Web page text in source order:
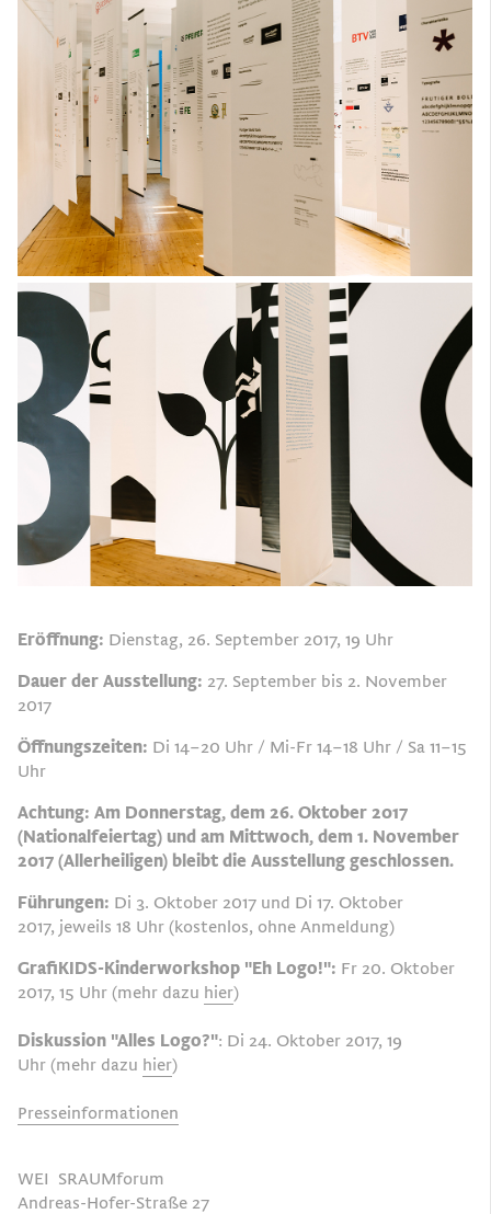
Eröffnung: Dienstag, 26. September 2017, 19 Uhr
Dauer der Ausstellung: 27. September bis 2. November
2017
Öffnungszeiten: Di 14–20 Uhr / Mi-Fr 14–18 Uhr / Sa 11–15
Uhr
Achtung: Am Donnerstag, dem 26. Oktober 2017
(Nationalfeiertag) und am Mittwoch, dem 1. November
2017 (Allerheiligen) bleibt die Ausstellung geschlossen.
Führungen: Di 3. Oktober 2017 und Di 17. Oktober
2017, jeweils 18 Uhr (kostenlos, ohne Anmeldung)
GrafiKIDS-Kinderworkshop "Eh Logo!": Fr 20. Oktober
2017, 15 Uhr (mehr dazu hier)
Diskussion "Alles Logo?": Di 24. Oktober 2017, 19
Uhr (mehr dazu hier)
Presseinformationen
WEI SRAUMforum
Andreas-Hofer-Straße 27